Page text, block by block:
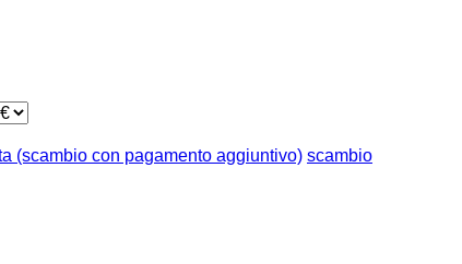
(scambio con pagamento aggiuntivo) scambio